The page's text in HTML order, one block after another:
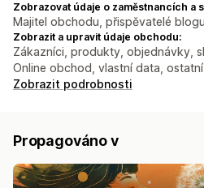
Zobrazovat údaje o zaměstnancích a
Majitel obchodu, přispěvatelé blogu
Zobrazit a upravit údaje obchodu:
Zákazníci, produkty, objednávky,
Online obchod, vlastní data,
Zobrazit podrobnosti
Propagováno v